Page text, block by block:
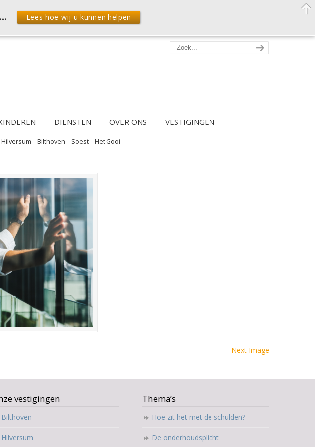
DIENSTEN OVER ONS VESTIGINGEN
– Bilthoven – Soest – Het Gooi
Next Image
vestigingen
Bilthoven
Hilversum
Thema’s
Hoe zit het met de schulden?
De onderhoudsplicht
Lees hoe wij u kunnen helpen